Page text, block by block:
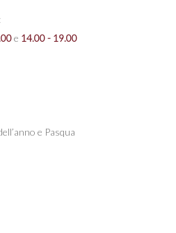
e 14.00 - 19.00
e Pasqua